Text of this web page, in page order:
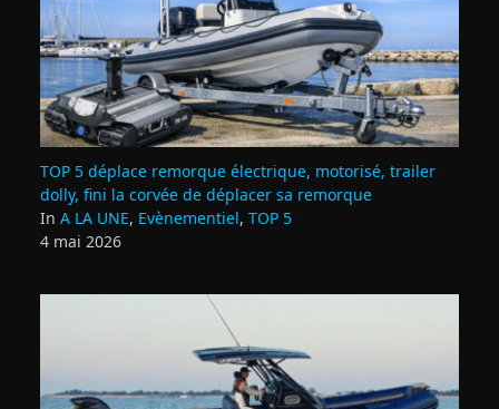
TOP 5 déplace remorque électrique, motorisé, trailer
dolly, fini la corvée de déplacer sa remorque
In A LA UNE, Evènementiel, TOP 5
4 mai 2026